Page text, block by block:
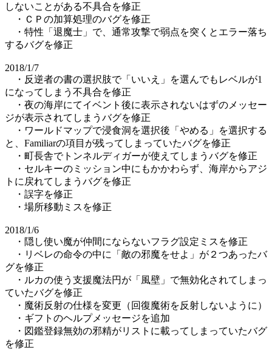
しないことがある不具合を修正
・ＣＰの加算処理のバグを修正
・特性「退魔士」で、通常攻撃で弱点を突くとエラー落ち
するバグを修正
2018/1/7
・反逆者の書の選択肢で「いいえ」を選んでもレベルが1
になってしまう不具合を修正
・夜の海岸にてイベント後に表示されないはずのメッセー
ジが表示されてしまうバグを修正
・ワールドマップで浸食洞を選択後「やめる」を選択する
と、Familiarの項目が残ってしまっていたバグを修正
・町長舎でトンネルディガーが使えてしまうバグを修正
・セルキーのミッション中にもかかわらず、海岸からアジ
トに戻れてしまうバグを修正
・誤字を修正
・場所移動ミスを修正
2018/1/6
・隠し使い魔が仲間にならないフラグ設定ミスを修正
・リベレの命令の中に「敵の邪魔をせよ」が２つあったバ
グを修正
・ルカの使う支援魔法円が「風壁」で無効化されてしまっ
ていたバグを修正
・魔術反射の仕様を変更（回復魔術を反射しないように）
・ギフトのヘルプメッセージを追加
・図鑑登録無効の邪精がリストに載ってしまっていたバグ
を修正